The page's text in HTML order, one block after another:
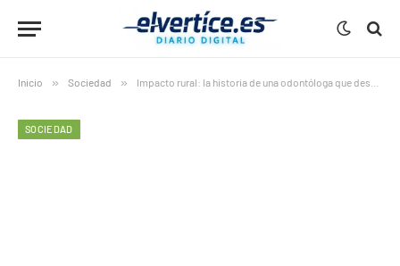
Inicio » Sociedad » Impacto rural: la historia de una odontóloga que desmonta el mito del abandono sanitario
SOCIEDAD